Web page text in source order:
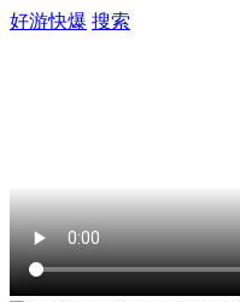
好游快爆 搜索